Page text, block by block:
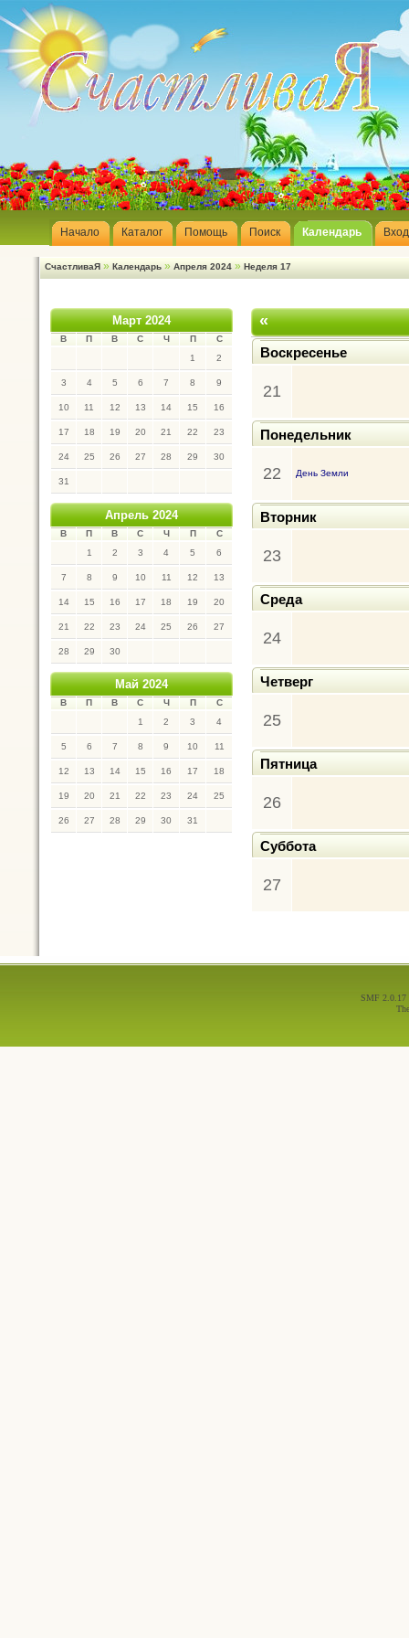
Начало Каталог Помощь Поиск Календарь Вход
СчастливаЯ » Календарь » Апреля 2024 » Неделя 17
Март 2024
В П В С Ч П
С
1
2
3 4 5 6 7 8 9
10 11 12 13 14 15 16
17 18 19 20 21 22 23
24 25 26 27 28 29 30
31
Апрель 2024
В П В С Ч П
С
1
2 3 4 5 6
7 8 9 10 11 12 13
14 15 16 17 18 19 20
21 22 23 24 25 26 27
28 29 30
Май 2024
В П В С Ч П
С
1
2 3 4
5 6 7 8 9 10 11
12 13 14 15 16 17 18
19 20 21 22 23 24 25
26 27 28 29 30 31
«
Воскресенье
21
Понедельник
22 День Земли
Вторник
23
Среда
24
Четверг
25
Пятница
26
Суббота
27
SMF 2.0.17